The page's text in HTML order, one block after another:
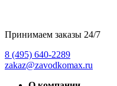
Принимаем заказы 24/7
8 (495) 640-2289
zakaz@zavodkomax.ru